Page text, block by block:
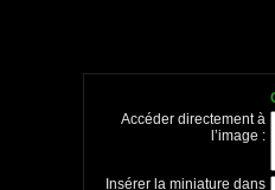
Accéder directement à
l’image :
Insérer la miniature dans